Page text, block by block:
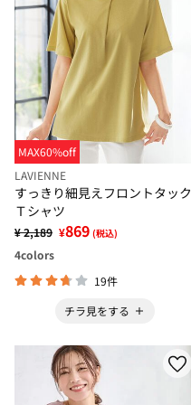
MAX60%off
LAVIENNE
すっきり細見えフロントタック
Ｔシャツ
¥ 2,189 ¥869 (税込)
4colors
19件
チラ見をする